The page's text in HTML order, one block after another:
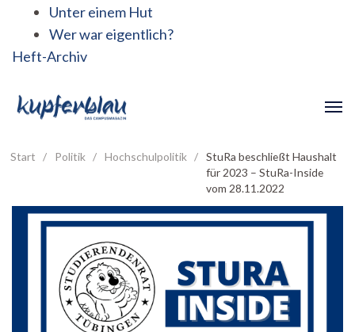
Unter einem Hut
Wer war eigentlich?
Heft-Archiv
Start / Politik / Hochschulpolitik /
StuRa beschließt Haushalt
für 2023 – StuRa-Inside
vom 28.11.2022